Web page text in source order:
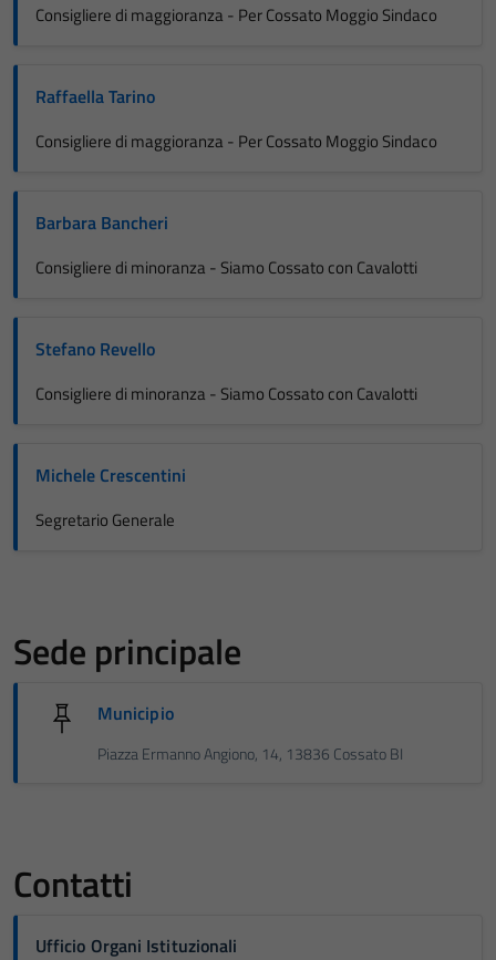
Consigliere di maggioranza - Per Cossato Moggio Sindaco
Raffaella Tarino
Consigliere di maggioranza - Per Cossato Moggio Sindaco
Barbara Bancheri
Consigliere di minoranza - Siamo Cossato con Cavalotti
Stefano Revello
Consigliere di minoranza - Siamo Cossato con Cavalotti
Michele Crescentini
Segretario Generale
Sede principale
Municipio
Piazza Ermanno Angiono, 14, 13836 Cossato BI
Contatti
Ufficio Organi Istituzionali